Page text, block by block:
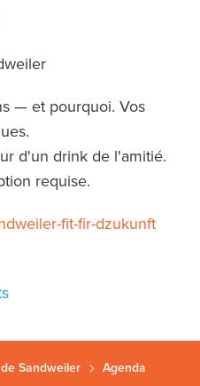
— et pourquoi. Vos
d'un drink de l'amitié.
requise.
fit-fir-dzukunft
Sandweiler Agenda